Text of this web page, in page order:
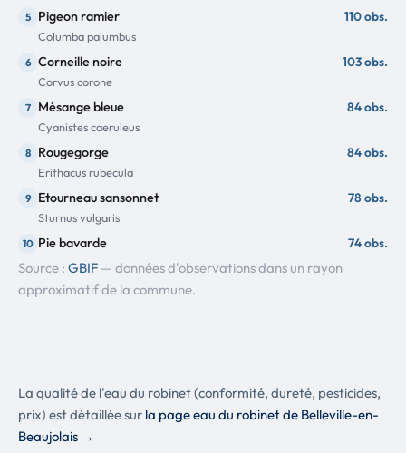
5 Pigeon ramier
Columba palumbus
110 obs.
6 Corneille noire
Corvus corone
103 obs.
7 Mésange bleue
Cyanistes caeruleus
84 obs.
8 Rougegorge
Erithacus rubecula
84 obs.
9 Etourneau sansonnet
Sturnus vulgaris
78 obs.
10 Pie bavarde
Pica pica
74 obs.
11 Pinson des arbres
Phoenicurus ochruros
Accenteur mouchet
Prunella modularis
45 obs.
Source : GBIF — données d'observations dans un rayon
approximatif de la commune.
La qualité de l'eau du robinet (conformité, dureté, pesticides,
prix) est détaillée sur la page eau du robinet de Belleville-en-
Beaujolais →